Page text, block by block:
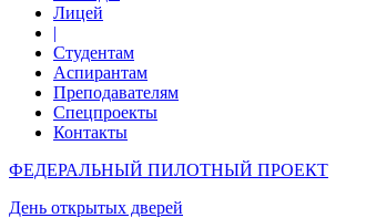
Лицей
|
Студентам
Аспирантам
Преподавателям
Спецпроекты
Контакты
ФЕДЕРАЛЬНЫЙ ПИЛОТНЫЙ ПРОЕКТ
День открытых дверей